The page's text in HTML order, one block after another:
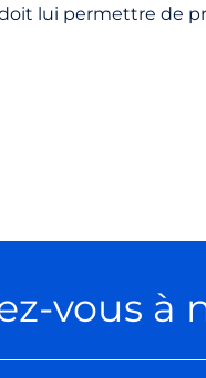
lui permettre de
vous à